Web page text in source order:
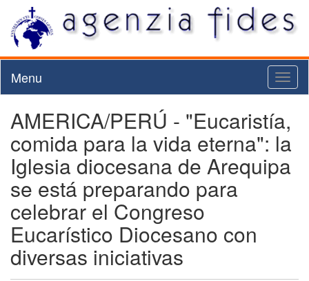
Menu
AMERICA/PERÚ - "Eucaristía,
comida para la vida eterna": la
Iglesia diocesana de Arequipa
se está preparando para
celebrar el Congreso
Eucarístico Diocesano con
diversas iniciativas